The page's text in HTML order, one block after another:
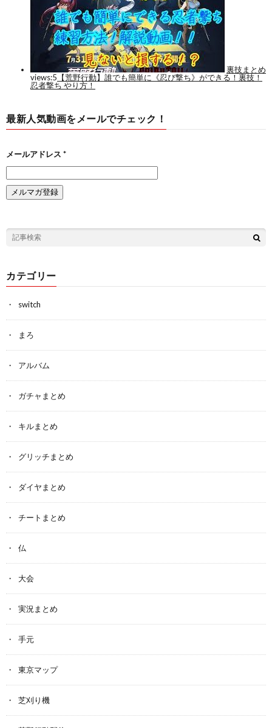
最新人気動画をメールでチェック！
メールアドレス *
カテゴリー
switch
まろ
アルバム
ガチャまとめ
キルまとめ
グリッチまとめ
ダイヤまとめ
チートまとめ
仏
大会
実況まとめ
手元
東京マップ
芝刈り機